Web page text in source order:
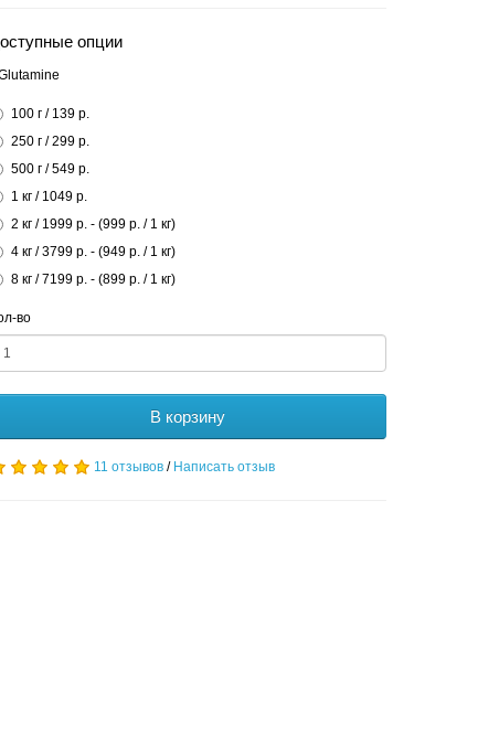
опции
100 г / 139 р.
250 г / 299 р.
500 г / 549 р.
1 кг / 1049 р.
2 кг / 1999 р. - (999 р. / 1 кг)
4 кг / 3799 р. - (949 р. / 1 кг)
8 кг / 7199 р. - (899 р. / 1 кг)
во
В корзину
11 отзывов / Написать отзыв